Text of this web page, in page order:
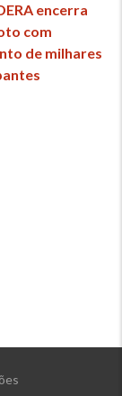
encerra
com
de milhares